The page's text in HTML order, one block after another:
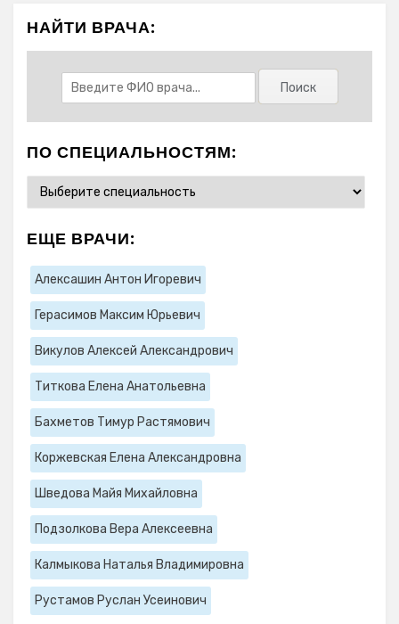
НАЙТИ ВРАЧА:
ПО СПЕЦИАЛЬНОСТЯМ:
ЕЩЕ ВРАЧИ:
Алексашин Антон Игоревич
Герасимов Максим Юрьевич
Викулов Алексей Александрович
Титкова Елена Анатольевна
Бахметов Тимур Растямович
Коржевская Елена Александровна
Шведова Майя Михайловна
Подзолкова Вера Алексеевна
Калмыкова Наталья Владимировна
Рустамов Руслан Усеинович